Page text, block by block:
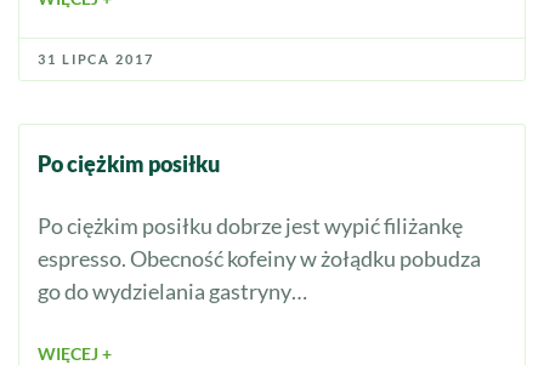
31 LIPCA 2017
Po ciężkim posiłku
Po ciężkim posiłku dobrze jest wypić filiżankę
espresso. Obecność kofeiny w żołądku pobudza
go do wydzielania gastryny…
WIĘCEJ +